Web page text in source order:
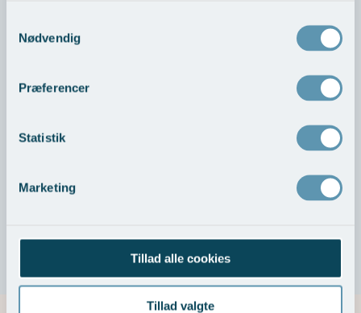
Nødvendig
Præferencer
Statistik
Marketing
Tillad alle cookies
Tillad valgte
"Jeg fik mange pigmentskjoler efter min graviditet, og
kunne dække pletterne. Jeg har prøvet flere forskellige
forskel. Hans behandling var skånsom, og han gav mig
Allerede efter få uger begyndte pletterne at falme, og